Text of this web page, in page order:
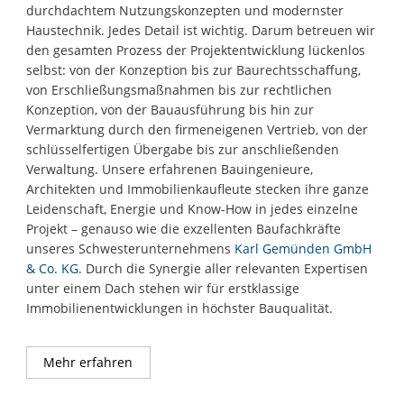
durchdachtem Nutzungskonzepten und modernster
Haustechnik. Jedes Detail ist wichtig. Darum betreuen wir
den gesamten Prozess der Projektentwicklung lückenlos
selbst: von der Konzeption bis zur Baurechtsschaffung,
von Erschließungsmaßnahmen bis zur rechtlichen
Konzeption, von der Bauausführung bis hin zur
Vermarktung durch den firmeneigenen Vertrieb, von der
schlüsselfertigen Übergabe bis zur anschließenden
Verwaltung. Unsere erfahrenen Bauingenieure,
Architekten und Immobilienkaufleute stecken ihre ganze
Leidenschaft, Energie und Know-How in jedes einzelne
Projekt – genauso wie die exzellenten Baufachkräfte
unseres Schwesterunternehmens Karl Gemünden GmbH
& Co. KG. Durch die Synergie aller relevanten Expertisen
unter einem Dach stehen wir für erstklassige
Immobilienentwicklungen in höchster Bauqualität.
Mehr erfahren